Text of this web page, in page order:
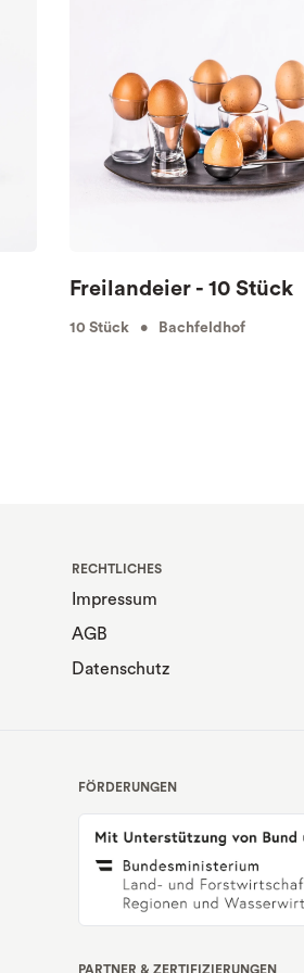
Freilandeier - 10 Stück
10 Stück • Bachfeldhof
RECHTLICHES
Impressum
AGB
Datenschutz
FÖRDERUNGEN
PARTNER & ZERTIFIZIERUNGEN